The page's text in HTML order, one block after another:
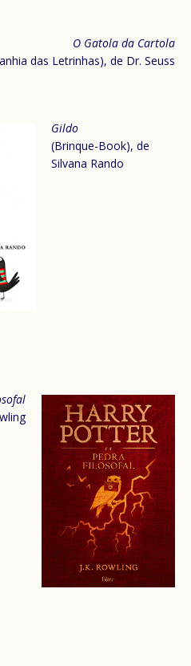
O Gatola da Cartola
das Letrinhas), de Dr. Seuss
Gildo
(Brinque-Book), de
Silvana Rando